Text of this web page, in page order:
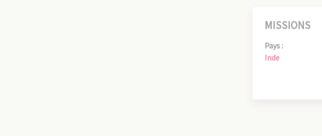
MISSIONS
Pays :
Inde